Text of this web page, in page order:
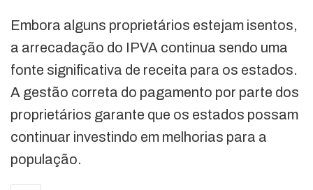
Embora alguns proprietários estejam isentos,
a arrecadação do IPVA continua sendo uma
fonte significativa de receita para os estados.
A gestão correta do pagamento por parte dos
proprietários garante que os estados possam
continuar investindo em melhorias para a
população.